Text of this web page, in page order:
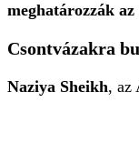
meghatározzák
Csontvázakra
Naziya Sheikh, az